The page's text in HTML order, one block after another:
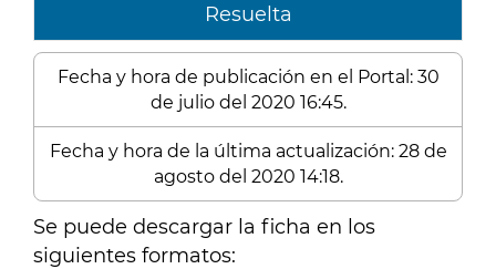
Resuelta
Fecha y hora de publicación en el Portal: 30
de julio del 2020 16:45.
Fecha y hora de la última actualización: 28 de
agosto del 2020 14:18.
Se puede descargar la ficha en los
siguientes formatos: